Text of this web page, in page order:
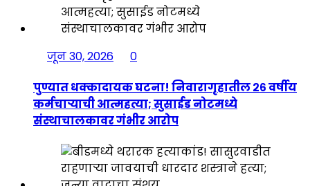
जून 30, 2026
0
पुण्यात धक्कादायक घटना! निवारागृहातील २६ वर्षीय
कर्मचाऱ्याची आत्महत्या; सुसाईड नोटमध्ये
संस्थाचालकावर गंभीर आरोप